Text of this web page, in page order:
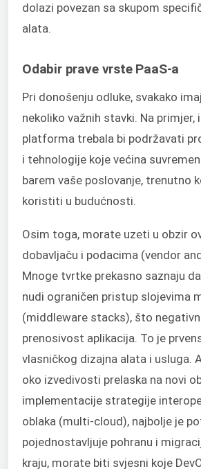
dolazi povezan sa skupom
alata.
Odabir prave vrste PaaS-a
Pri donošenju odluke, svakako
nekoliko važnih stavki. Na primjer,
platforma trebala bi podržavati
i tehnologije koje većina
barem vaše poslovanje, trenutno
koristiti u budućnosti.
Osim toga, morate uzeti u obzir
dobavljaču i podacima (vendor
Mnoge tvrtke prekasno saznaju
nudi ograničen pristup slojevima
(middleware stacks), što
prenosivost aplikacija. To je
vlasničkog dizajna alata i usluga.
oko izvedivosti prelaska na novi
implementacije strategije
oblaka (multi-cloud), najbolje je
pojednostavljuje pohranu i
kraju, morate biti svjesni koje